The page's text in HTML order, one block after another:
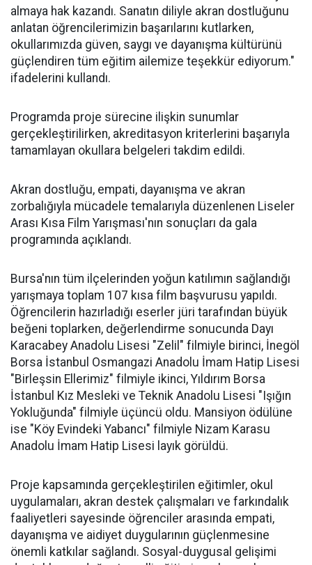
almaya hak kazandı. Sanatın diliyle akran dostluğunu
anlatan öğrencilerimizin başarılarını kutlarken,
okullarımızda güven, saygı ve dayanışma kültürünü
güçlendiren tüm eğitim ailemize teşekkür ediyorum."
ifadelerini kullandı.
Programda proje sürecine ilişkin sunumlar
gerçekleştirilirken, akreditasyon kriterlerini başarıyla
tamamlayan okullara belgeleri takdim edildi.
Akran dostluğu, empati, dayanışma ve akran
zorbalığıyla mücadele temalarıyla düzenlenen Liseler
Arası Kısa Film Yarışması'nın sonuçları da gala
programında açıklandı.
Bursa'nın tüm ilçelerinden yoğun katılımın sağlandığı
yarışmaya toplam 107 kısa film başvurusu yapıldı.
Öğrencilerin hazırladığı eserler jüri tarafından büyük
beğeni toplarken, değerlendirme sonucunda Dayı
Karacabey Anadolu Lisesi "Zelil" filmiyle birinci, İnegöl
Borsa İstanbul Osmangazi Anadolu İmam Hatip Lisesi
"Birleşsin Ellerimiz" filmiyle ikinci, Yıldırım Borsa
İstanbul Kız Mesleki ve Teknik Anadolu Lisesi "Işığın
Yokluğunda" filmiyle üçüncü oldu. Mansiyon ödülüne
ise "Köy Evindeki Yabancı" filmiyle Nizam Karasu
Anadolu İmam Hatip Lisesi layık görüldü.
Proje kapsamında gerçekleştirilen eğitimler, okul
uygulamaları, akran destek çalışmaları ve farkındalık
faaliyetleri sayesinde öğrenciler arasında empati,
dayanışma ve aidiyet duygularının güçlenmesine
önemli katkılar sağlandı. Sosyal-duygusal gelişimi